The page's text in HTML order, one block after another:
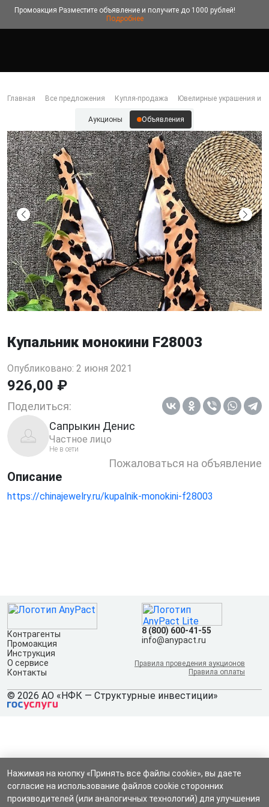
Промоакция Разместите объявление и получите до 1000 рублей!
Подробнее
Главная Все предложения Купля-продажа Ювелирные украшения и
Аукционы Объявления
Купальник монокини F28003
Опубликовано: 2 июня 2021
926,00 ₽
Поделиться:
Сапрыкин Денис
Частное лицо
Не в сети
Пожаловаться на объявление
Описание
https://chinajewelry.ru/kupalnik-monokini-f28003
Контрагенты
Промоакция
Инструкция
О сервисе
Контакты
8 (800) 600-41-55
info@anypact.ru
Правила проведения аукционов
Правила оплаты
© 2026 АО «НФК — Структурные инвестиции»
Нажимая на кнопку «Принять все файлы cookie», вы даете
согласие на использование файлов cookie сторонних
производителей (или аналогичных технологий) для улучшения